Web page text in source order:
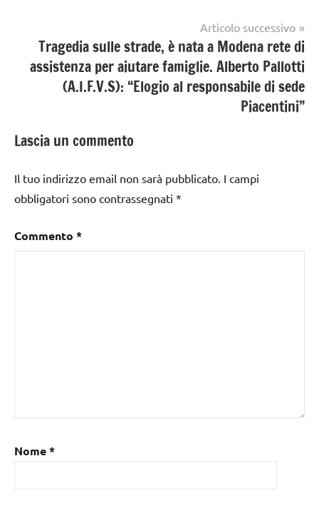
Articolo successivo
Tragedia sulle strade, è nata a Modena rete di
assistenza per aiutare famiglie. Alberto Pallotti
(A.I.F.V.S): “Elogio al responsabile di sede
Piacentini”
Lascia un commento
Il tuo indirizzo email non sarà pubblicato. I campi
obbligatori sono contrassegnati *
Commento *
Nome*